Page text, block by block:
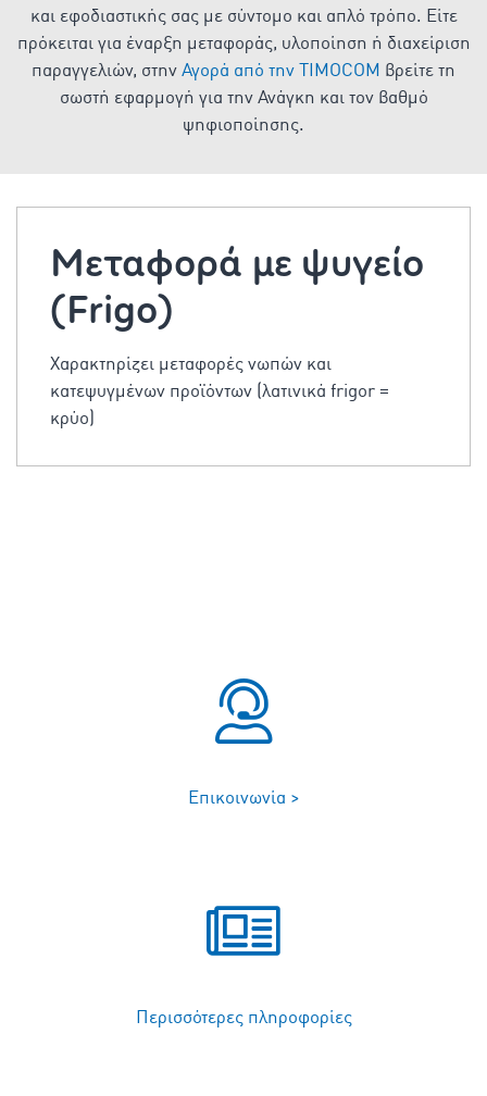
και εφοδιαστικής σας με σύντομο και απλό τρόπο. Είτε
πρόκειται για έναρξη μεταφοράς, υλοποίηση ή διαχείριση
παραγγελιών, στην Αγορά από την TIMOCOM βρείτε τη
σωστή εφαρμογή για την Ανάγκη και τον βαθμό
ψηφιοποίησης.
Μεταφορά με ψυγείο
(Frigo)
Χαρακτηρίζει μεταφορές νωπών και
κατεψυγμένων προϊόντων (λατινικά frigor =
κρύο)
Επικοινωνία >
Περισσότερες πληροφορίες